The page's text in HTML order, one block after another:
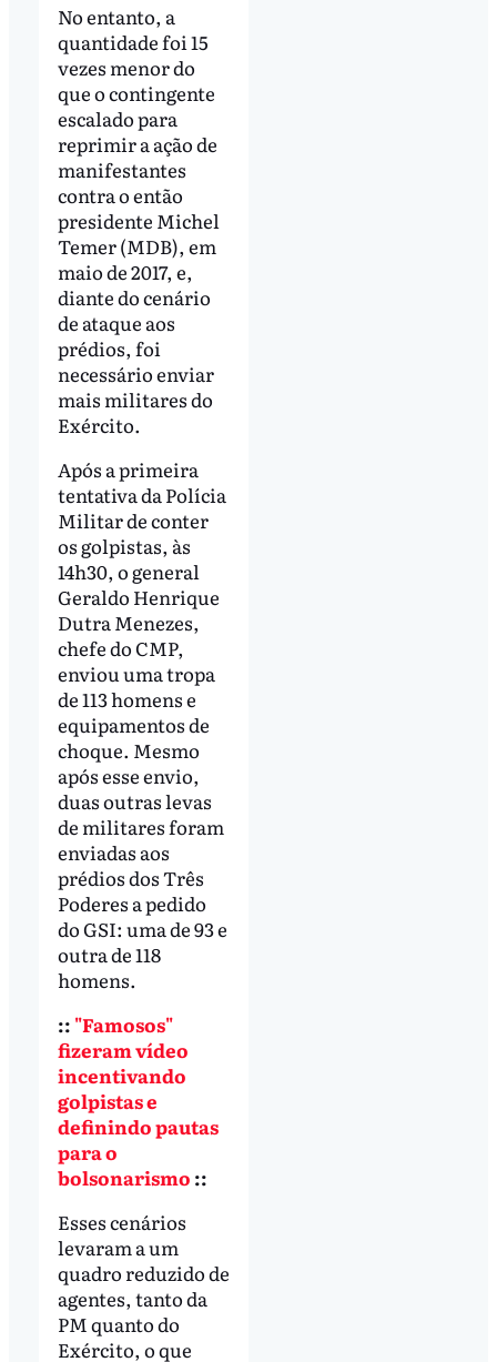
No entanto, a
quantidade foi 15
vezes menor do
que o contingente
escalado para
reprimir a ação de
manifestantes
contra o então
presidente Michel
Temer (MDB), em
maio de 2017, e,
diante do cenário
de ataque aos
prédios, foi
necessário enviar
mais militares do
Exército.
Após a primeira
tentativa da Polícia
Militar de conter
os golpistas, às
14h30, o general
Geraldo Henrique
Dutra Menezes,
chefe do CMP,
enviou uma tropa
de 113 homens e
equipamentos de
choque. Mesmo
após esse envio,
duas outras levas
de militares foram
enviadas aos
prédios dos Três
Poderes a pedido
do GSI: uma de 93 e
outra de 118
homens.
:: "Famosos"
fizeram vídeo
incentivando
golpistas e
definindo pautas
para o
bolsonarismo ::
Esses cenários
levaram a um
quadro reduzido de
agentes, tanto da
PM quanto do
Exército, o que